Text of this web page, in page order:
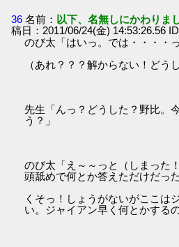
36 名前： 以下、名無しにかわりま
稿日：2011/06/24(金) 14:53:26.56
のび太「はいっ。では・・・・
（あれ？？？解からない！どう
先生「んっ？どうした？野比。
う？」
のび太「え～～っと（しまった
頭舐めで何とか答えただけだっ
くそっ！しょうがないがここは
い。ジャイアン早く何とかする